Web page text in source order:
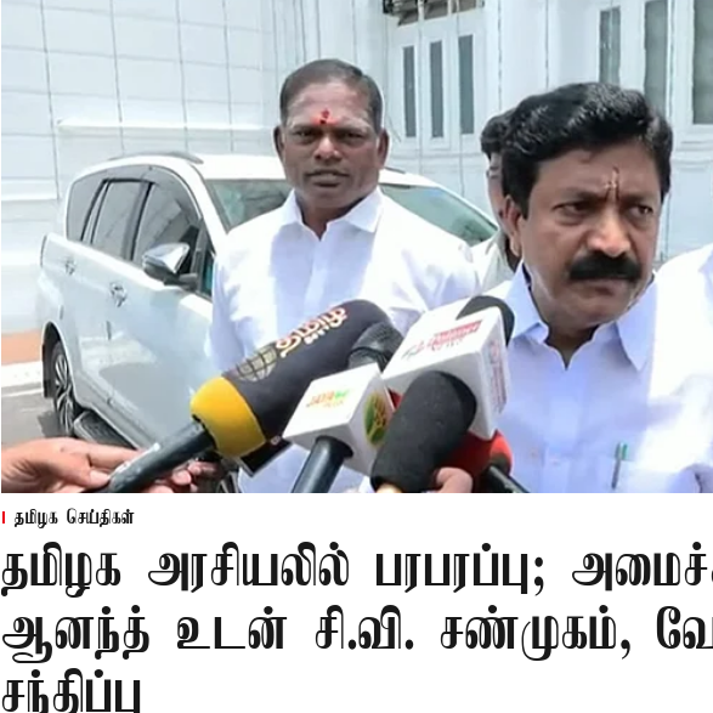
தமிழக செய்திகள்
தமிழக அரசியலில் பரபரப்பு;
ஆனந்த் உடன் சி.வி. சண்முகம்,
சந்திப்பு